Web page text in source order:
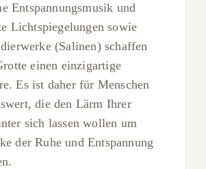
Entspannungsmusik und
Lichtspiegelungen sowie
(Salinen) schaffen
einen einzigartige
Es ist daher für Menschen
die den Lärm Ihrer
sich lassen wollen um
der Ruhe und Entspannung